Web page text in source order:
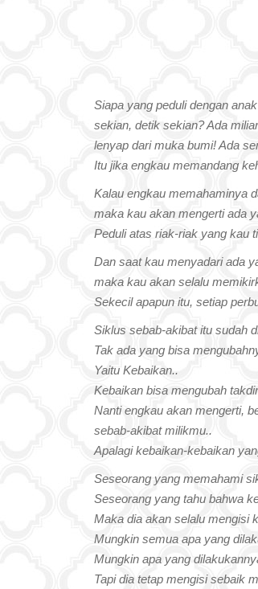
Siapa yang peduli dengan
sekian, detik sekian? Ada
lenyap dari muka bumi! Ada
Itu jika engkau memandang
Kalau engkau memahaminya
maka kau akan mengerti ada
Peduli atas riak-riak yang kau
Dan saat kau menyadari ada
maka kau akan selalu
Sekecil apapun itu, setiap
Siklus sebab-akibat itu sudah
Tak ada yang bisa
Yaitu Kebaikan..
Kebaikan bisa mengubah
Nanti engkau akan mengerti,
sebab-akibat milikmu..
Apalagi kebaikan-kebaikan
Seseorang yang memahami
Seseorang yang tahu bahwa
Maka dia akan selalu mengisi
Mungkin semua apa yang
Mungkin apa yang
Tapi dia tetap mengisi sebaik